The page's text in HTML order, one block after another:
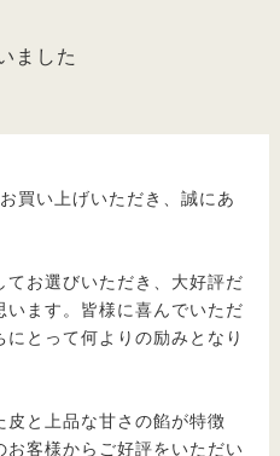
ました
買い上げいただき、誠にあ
てお選びいただき、大好評だ
います。皆様に喜んでいただ
とって何よりの励みとなり
皮と上品な甘さの餡が特徴
お客様からご好評をいただい